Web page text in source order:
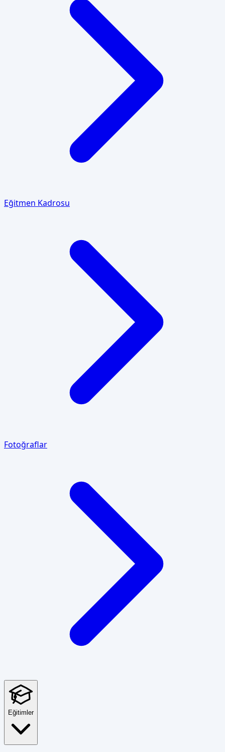
Eğitmen Kadrosu
Fotoğraflar
Eğitimler